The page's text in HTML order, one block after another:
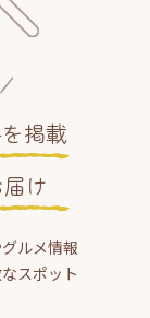
掲載
け
ルメ情報
スポット